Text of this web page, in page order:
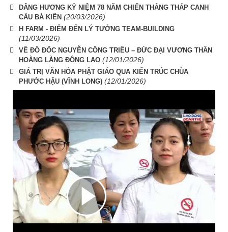
DÂNG HƯƠNG KỶ NIỆM 78 NĂM CHIẾN THẮNG THÁP CANH
CẦU BÀ KIÊN (20/03/2026)
H FARM - ĐIỂM ĐẾN LÝ TƯỞNG TEAM-BUILDING
(11/03/2026)
VỀ ĐÔ ĐỐC NGUYỄN CÔNG TRIỀU – ĐỨC ĐẠI VƯƠNG THẦN
HOÀNG LÀNG ĐÔNG LAO (12/01/2026)
GIÁ TRỊ VĂN HÓA PHẬT GIÁO QUA KIẾN TRÚC CHÙA
PHƯỚC HẬU (VĨNH LONG) (12/01/2026)